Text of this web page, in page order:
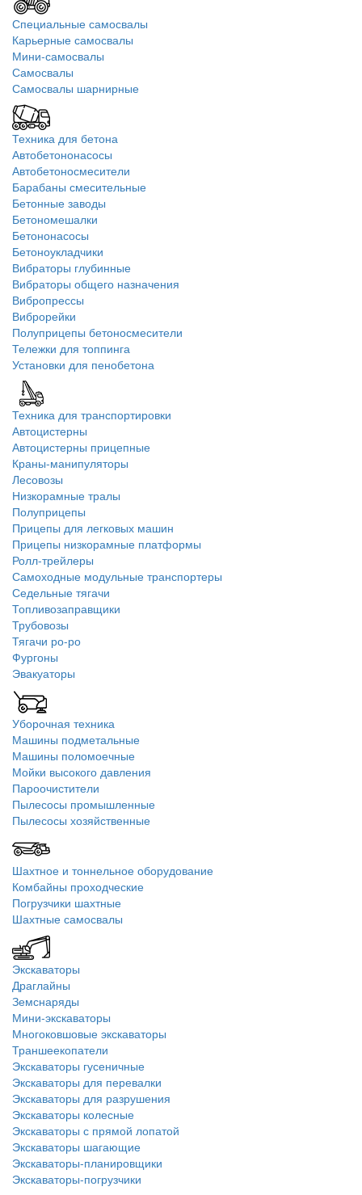
Специальные самосвалы
Карьерные самосвалы
Мини-самосвалы
Самосвалы
Самосвалы шарнирные
Техника для бетона
Автобетононасосы
Автобетоносмесители
Барабаны смесительные
Бетонные заводы
Бетономешалки
Бетононасосы
Бетоноукладчики
Вибраторы глубинные
Вибраторы общего назначения
Вибропрессы
Виброрейки
Полуприцепы бетоносмесители
Тележки для топпинга
Установки для пенобетона
Техника для транспортировки
Автоцистерны
Автоцистерны прицепные
Краны-манипуляторы
Лесовозы
Низкорамные тралы
Полуприцепы
Прицепы для легковых машин
Прицепы низкорамные платформы
Ролл-трейлеры
Самоходные модульные транспортеры
Седельные тягачи
Топливозаправщики
Трубовозы
Тягачи ро-ро
Фургоны
Эвакуаторы
Уборочная техника
Машины подметальные
Машины поломоечные
Мойки высокого давления
Пароочистители
Пылесосы промышленные
Пылесосы хозяйственные
Шахтное и тоннельное оборудование
Комбайны проходческие
Погрузчики шахтные
Шахтные самосвалы
Экскаваторы
Драглайны
Земснаряды
Мини-экскаваторы
Многоковшовые экскаваторы
Траншеекопатели
Экскаваторы гусеничные
Экскаваторы для перевалки
Экскаваторы для разрушения
Экскаваторы колесные
Экскаваторы с прямой лопатой
Экскаваторы шагающие
Экскаваторы-планировщики
Экскаваторы-погрузчики